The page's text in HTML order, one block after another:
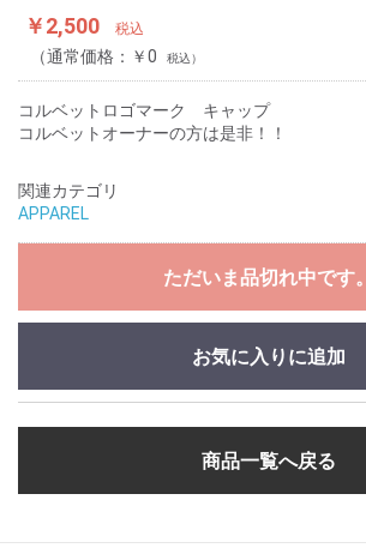
￥2,500 税込
通常価格：￥0 税込
コルベットロゴマーク キャップ
コルベットオーナーの方は是非！！
関連カテゴリ
APPAREL
ただいま品切れ中です。
お気に入りに追加
商品一覧へ戻る